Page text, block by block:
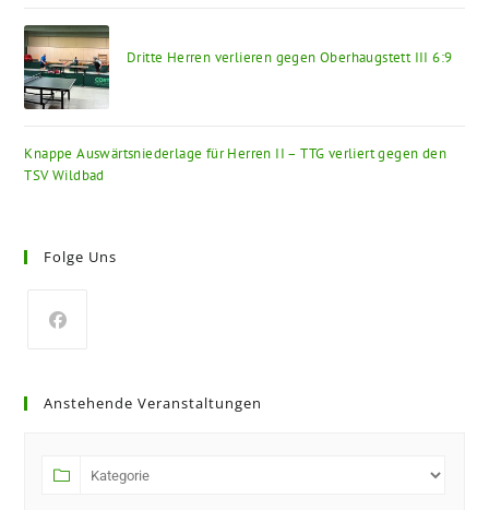
Dritte Herren verlieren gegen Oberhaugstett III 6:9
Knappe Auswärtsniederlage für Herren II – TTG verliert gegen den
TSV Wildbad
Folge Uns
a
Anstehende Veranstaltungen